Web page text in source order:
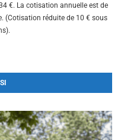
€. La cotisation annuelle est de
(Cotisation réduite de 10 € sous